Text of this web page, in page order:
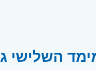
השלישי